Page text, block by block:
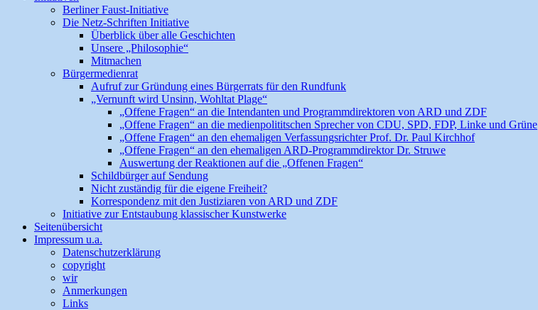
Berliner Faust-Initiative
Die Netz-Schriften Initiative
Überblick über alle Geschichten
Unsere „Philosophie“
Mitmachen
Bürgermedienrat
Aufruf zur Gründung eines Bürgerrats für den Rundfunk
„Vernunft wird Unsinn, Wohltat Plage“
„Offene Fragen“ an die Intendanten und Programmdirektoren von ARD und ZDF
„Offene Fragen“ an die medienpolititschen Sprecher von CDU, SPD, FDP, Linke und Grüne
„Offene Fragen“ an den ehemaligen Verfassungsrichter Prof. Dr. Paul Kirchhof
„Offene Fragen“ an den ehemaligen ARD-Programmdirektor Dr. Struwe
Auswertung der Reaktionen auf die „Offenen Fragen“
Schildbürger auf Sendung
Nicht zuständig für die eigene Freiheit?
Korrespondenz mit den Justiziaren von ARD und ZDF
Initiative zur Entstaubung klassischer Kunstwerke
Seitenübersicht
Impressum u.a.
Datenschutzerklärung
copyright
wir
Anmerkungen
Links